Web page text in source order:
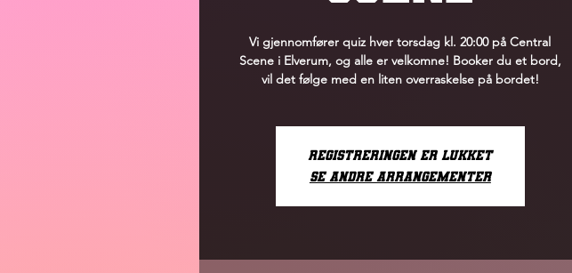
Vi gjennomfører quiz hver torsdag kl. 20:00 på Central
Scene i Elverum, og alle er velkomne! Booker du et bord,
vil det følge med en liten overraskelse på bordet!
Registreringen er lukket
Se andre arrangementer